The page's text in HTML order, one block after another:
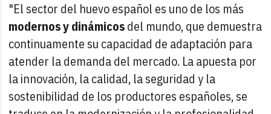
"El sector del huevo español es uno de los más
modernos y dinámicosdel mundo, que demuestra
continuamente su capacidad de adaptación para
atender la demanda del mercado. La apuesta por
la innovación, la calidad, la seguridad y la
sostenibilidad de los productores españoles, se